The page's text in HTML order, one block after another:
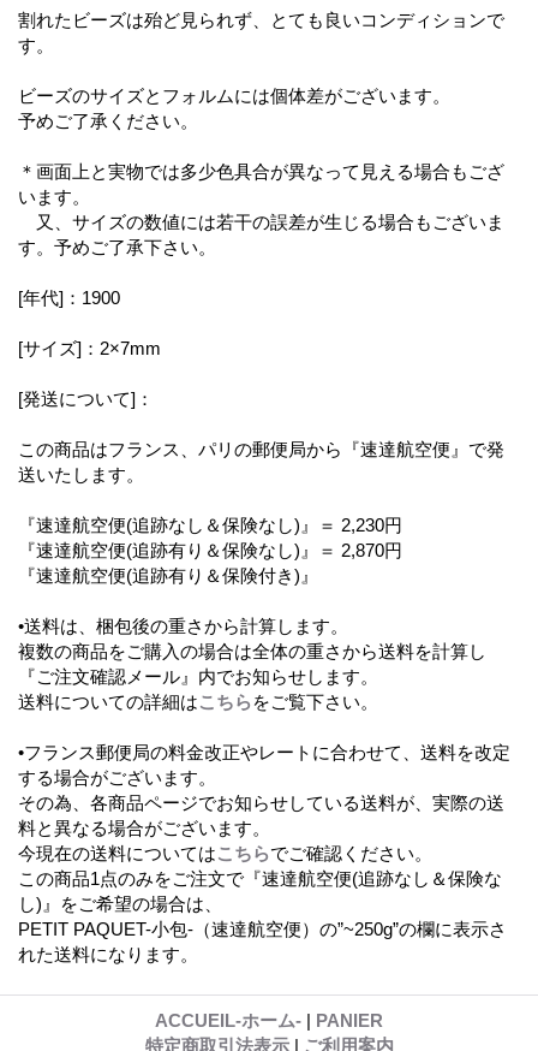
割れたビーズは殆ど見られず、とても良いコンディションで
す。
ビーズのサイズとフォルムには個体差がございます。
予めご了承ください。
＊画面上と実物では多少色具合が異なって見える場合もござ
います。
又、サイズの数値には若干の誤差が生じる場合もございま
す。予めご了承下さい。
[年代]：1900
[サイズ]：2×7mm
[発送について]：
この商品はフランス、パリの郵便局から『速達航空便』で発
送いたします。
『速達航空便(追跡なし＆保険なし)』＝ 2,230円
『速達航空便(追跡有り＆保険なし)』＝ 2,870円
『速達航空便(追跡有り＆保険付き)』
•送料は、梱包後の重さから計算します。
複数の商品をご購入の場合は全体の重さから送料を計算し
『ご注文確認メール』内でお知らせします。
送料についての詳細はこちらをご覧下さい。
•フランス郵便局の料金改正やレートに合わせて、送料を改定
する場合がございます。
その為、各商品ページでお知らせしている送料が、実際の送
料と異なる場合がございます。
今現在の送料についてはこちらでご確認ください。
この商品1点のみをご注文で『速達航空便(追跡なし＆保険な
し)』をご希望の場合は、
PETIT PAQUET-小包-（速達航空便）の”~250g”の欄に表示さ
れた送料になります。
ACCUEIL-ホーム- | PANIER
特定商取引法表示 | ご利用案内